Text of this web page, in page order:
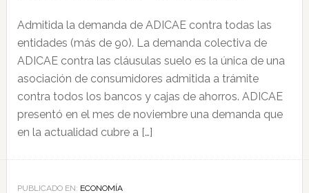
Admitida la demanda de ADICAE contra todas las
entidades (más de 90). La demanda colectiva de
ADICAE contra las cláusulas suelo es la única de una
asociación de consumidores admitida a trámite
contra todos los bancos y cajas de ahorros. ADICAE
presentó en el mes de noviembre una demanda que
en la actualidad cubre a […]
PUBLICADO EN: ECONOMÍA